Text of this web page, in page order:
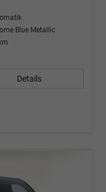
Blue Metallic
Details